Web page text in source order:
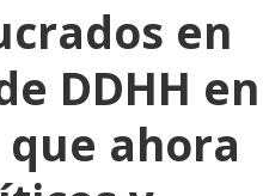
en
DDHH en
ahora